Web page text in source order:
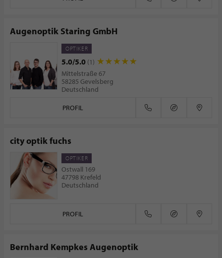
Augenoptik Staring GmbH
OPTIKER
5.0/5.0 (1)
Mittelstraße 67
58285 Gevelsberg
Deutschland
PROFIL
city optik fuchs
OPTIKER
Ostwall 169
47798 Krefeld
Deutschland
PROFIL
Bernhard Kempkes Augenoptik